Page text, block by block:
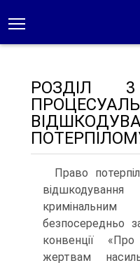
РОЗДІЛ 3
Право
безпосередньо
конвенції
жертвам